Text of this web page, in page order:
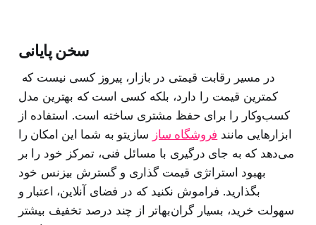
سخن پایانی
کمترین قیمت را دارد، بلکه کسی است که بهترین مدل
کسب‌وکار را برای حفظ مشتری ساخته است. استفاده از
ابزارهایی مانند فروشگاه ساز سازیتو به شما این امکان را
می‌دهد که به جای درگیری با مسائل فنی، تمرکز خود را بر
بهبود استراتژی قیمت گذاری و گسترش بیزنس خود
بگذارید. فراموش نکنید که در فضای آنلاین، اعتبار و
سهولت خرید، بسیار گران‌بها‌تر از چند درصد تخفیف بیشتر